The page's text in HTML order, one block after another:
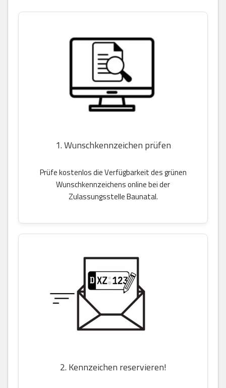
1. Wunschkennzeichen prüfen
Prüfe kostenlos die Verfügbarkeit des grünen
Wunschkennzeichens online bei der
Zulassungsstelle Baunatal.
2. Kennzeichen reservieren!